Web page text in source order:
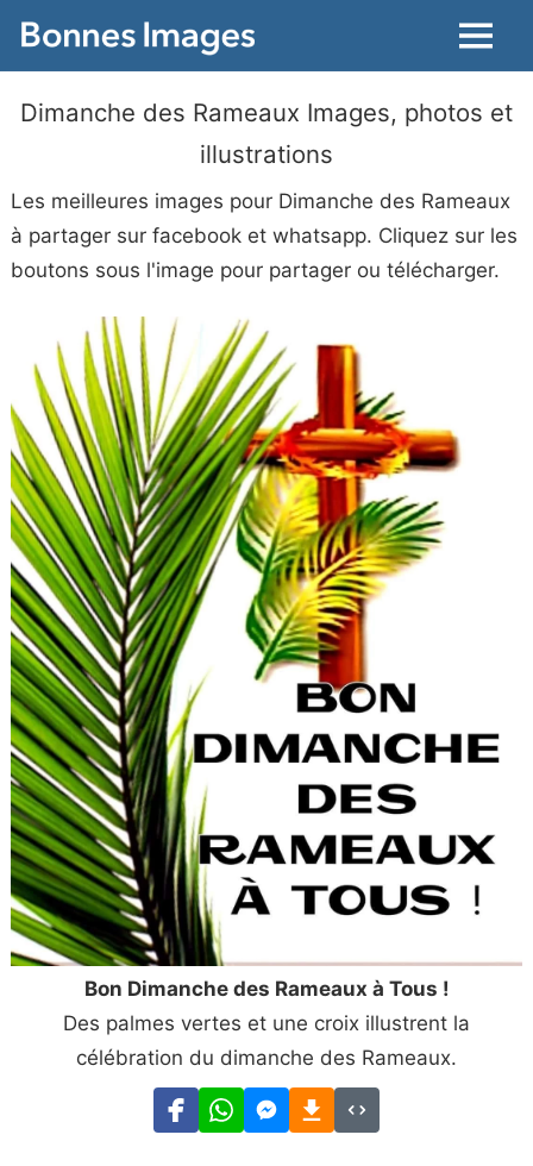
Menu
Dimanche des Rameaux Images, photos et
illustrations
Les meilleures images pour Dimanche des Rameaux
à partager sur facebook et whatsapp. Cliquez sur les
boutons sous l'image pour partager ou télécharger.
Bon Dimanche des Rameaux à Tous !
Des palmes vertes et une croix illustrent la
célébration du dimanche des Rameaux.